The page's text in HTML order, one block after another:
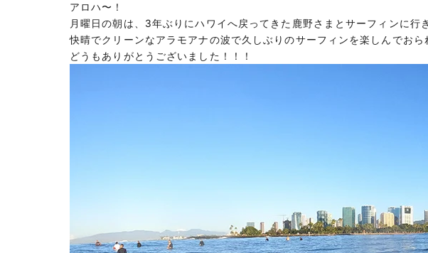
アロハ〜！
月曜日の朝は、3年ぶりにハワイへ戻ってきた鹿野さまとサーフィンに行
快晴でクリーンなアラモアナの波で久しぶりのサーフィンを楽しんでおら
どうもありがとうございました！！！